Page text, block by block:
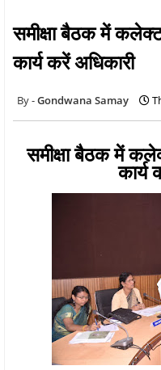
समीक्षा बैठक में
कार्य करें अधिकारी
Gondwana Samay
समीक्षा बैठक में
कार्य